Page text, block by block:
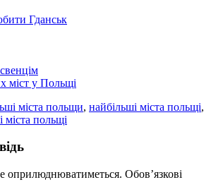
Гданськ
міст у Польщі
міста польщи, найбільші міста польщі,
міста польщі
оприлюднюватиметься. Обов’язкові